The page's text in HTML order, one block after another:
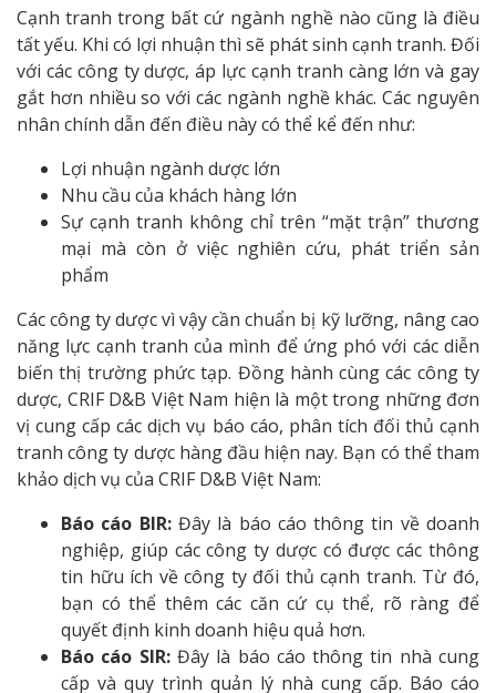
Cạnh tranh trong bất cứ ngành nghề nào cũng là điều
tất yếu. Khi có lợi nhuận thì sẽ phát sinh cạnh tranh. Đối
với các công ty dược, áp lực cạnh tranh càng lớn và gay
gắt hơn nhiều so với các ngành nghề khác. Các nguyên
nhân chính dẫn đến điều này có thể kể đến như:
Lợi nhuận ngành dược lớn
Nhu cầu của khách hàng lớn
Sự cạnh tranh không chỉ trên “mặt trận” thương
mại mà còn ở việc nghiên cứu, phát triển sản
phẩm
Các công ty dược vì vậy cần chuẩn bị kỹ lưỡng, nâng cao
năng lực cạnh tranh của mình để ứng phó với các diễn
biến thị trường phức tạp. Đồng hành cùng các công ty
dược, CRIF D&B Việt Nam hiện là một trong những đơn
vị cung cấp các dịch vụ báo cáo, phân tích đối thủ cạnh
tranh công ty dược hàng đầu hiện nay. Bạn có thể tham
khảo dịch vụ của CRIF D&B Việt Nam:
Báo cáo BIR: Đây là báo cáo thông tin về doanh
nghiệp, giúp các công ty dược có được các thông
tin hữu ích về công ty đối thủ cạnh tranh. Từ đó,
bạn có thể thêm các căn cứ cụ thể, rõ ràng để
quyết định kinh doanh hiệu quả hơn.
Báo cáo SIR: Đây là báo cáo thông tin nhà cung
cấp và quy trình quản lý nhà cung cấp. Báo cáo